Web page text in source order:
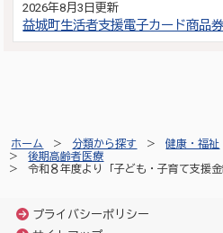
2026年8月3日更新
益城町生活者支援電子カード商品
ホーム 分類から探す 健康・福祉
後期高齢者医療
令和８年度より「子ども・子育て支援
プライバシーポリシー